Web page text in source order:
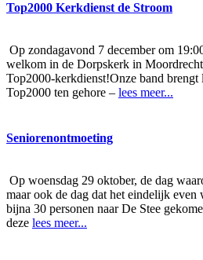
Top2000 Kerkdienst de Stroom
Op zondagavond 7 december om
welkom in de Dorpskerk in
Top2000-kerkdienst!Onze band brengt
Top2000 ten gehore – lees meer...
Seniorenontmoeting
Op woensdag 29 oktober, de dag
maar ook de dag dat het eindelijk
bijna 30 personen naar De Stee
deze lees meer...